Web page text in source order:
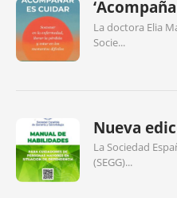
La doctora Elia
Socie...
Nueva
La Sociedad
(SEGG)...